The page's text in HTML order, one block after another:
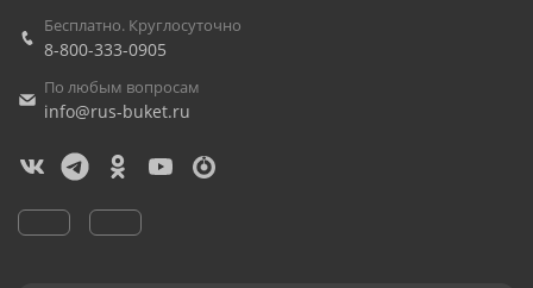
Бесплатно. Круглосуточно
8-800-333-0905
По любым вопросам
info@rus-buket.ru